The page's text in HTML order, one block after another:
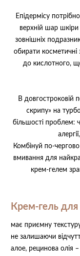
Епідермісу
верхній шар
зовнішніх
обирати
до кислотного,
В довгостроковій
скрипу» на
більшості проблем:
Комбінуй по-
вмивання для
крем-гелем
Крем-гель
має приємну
не залишаючи
алое, рецинова олія